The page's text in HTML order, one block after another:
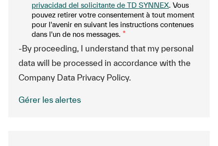
privacidad del solicitante de TD SYNNEX. Vous
pouvez retirer votre consentement à tout moment
pour l'avenir en suivant les instructions contenues
dans l'un de nos messages. *
-By proceeding, I understand that my personal
data will be processed in accordance with the
Company Data Privacy Policy.
Gérer les alertes